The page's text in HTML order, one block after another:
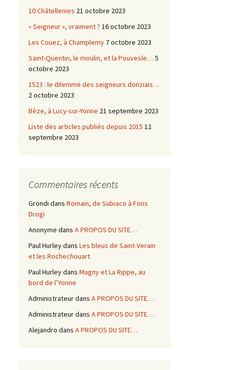
10 Châtellenies 21 octobre 2023
« Seigneur », vraiment ? 16 octobre 2023
Les Couez, à Champlemy 7 octobre 2023
Saint-Quentin, le moulin, et la Pouvesle… 5
octobre 2023
1523 : le dilemme des seigneurs donziais…
2 octobre 2023
Bèze, à Lucy-sur-Yonne 21 septembre 2023
Liste des articles publiés depuis 2015 12
septembre 2023
Commentaires récents
Grondi dans Romain, de Subiaco à Fons
Drogi
Anonyme dans A PROPOS DU SITE…
Paul Hurleydans Les bleus de Saint-Verain
et les Rochechouart
Paul Hurleydans Magny et La Rippe, au
bord de l’Yonne
Administrateurdans A PROPOS DU SITE…
Administrateurdans A PROPOS DU SITE…
Alejandro dans A PROPOS DU SITE…